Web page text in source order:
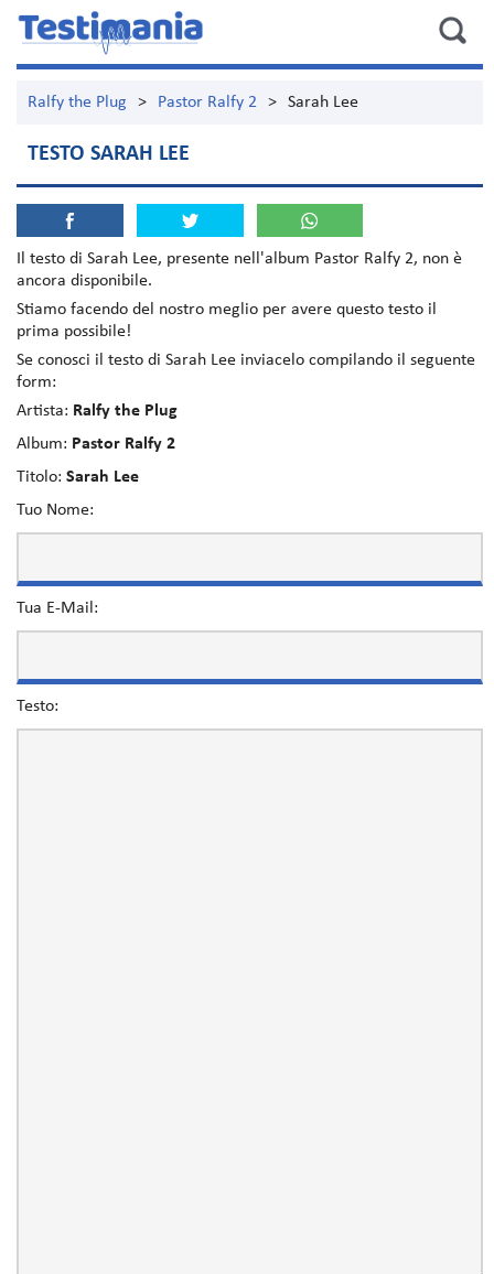
Ralfy the Plug > Pastor Ralfy 2 > Sarah Lee
TESTO SARAH LEE
Il testo di Sarah Lee, presente nell'album Pastor Ralfy 2, non è
ancora disponibile.
Stiamo facendo del nostro meglio per avere questo testo il
prima possibile!
Se conosci il testo di Sarah Lee inviacelo compilando il seguente
form:
Artista: Ralfy the Plug
Album: Pastor Ralfy 2
Titolo: Sarah Lee
Tuo Nome:
Tua E-Mail:
Testo: